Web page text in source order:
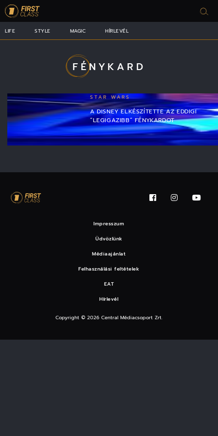
LIFE STYLE MAGIC HÍRLEVÉL
FÉNYKARD
STAR WARS
A DISNEY ELKÉSZÍTETTE AZ EDDIGI
“LEGIGAZIBB” FÉNYKARDOT
Impresszum
Üdvözlünk
Médiaajánlat
Felhasználási feltételek
EAT
Hírlevél
Copyright © 2026 Central Médiacsoport Zrt.